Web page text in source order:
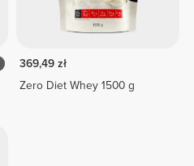
369,49 zł
Zero Diet Whey 1500 g